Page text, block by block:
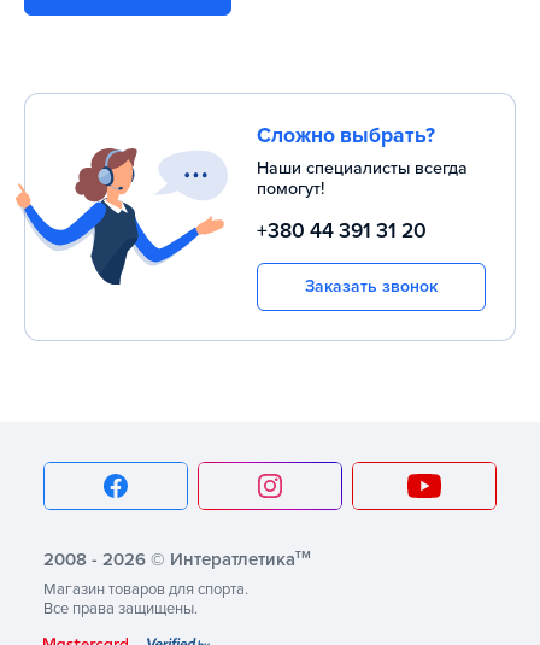
Сложно выбрать?
Наши специалисты всегда
помогут!
+380 44 391 31 20
Заказать звонок
2008 - 2026 © Интератлетикатм
Магазин товаров для спорта.
Все права защищены.